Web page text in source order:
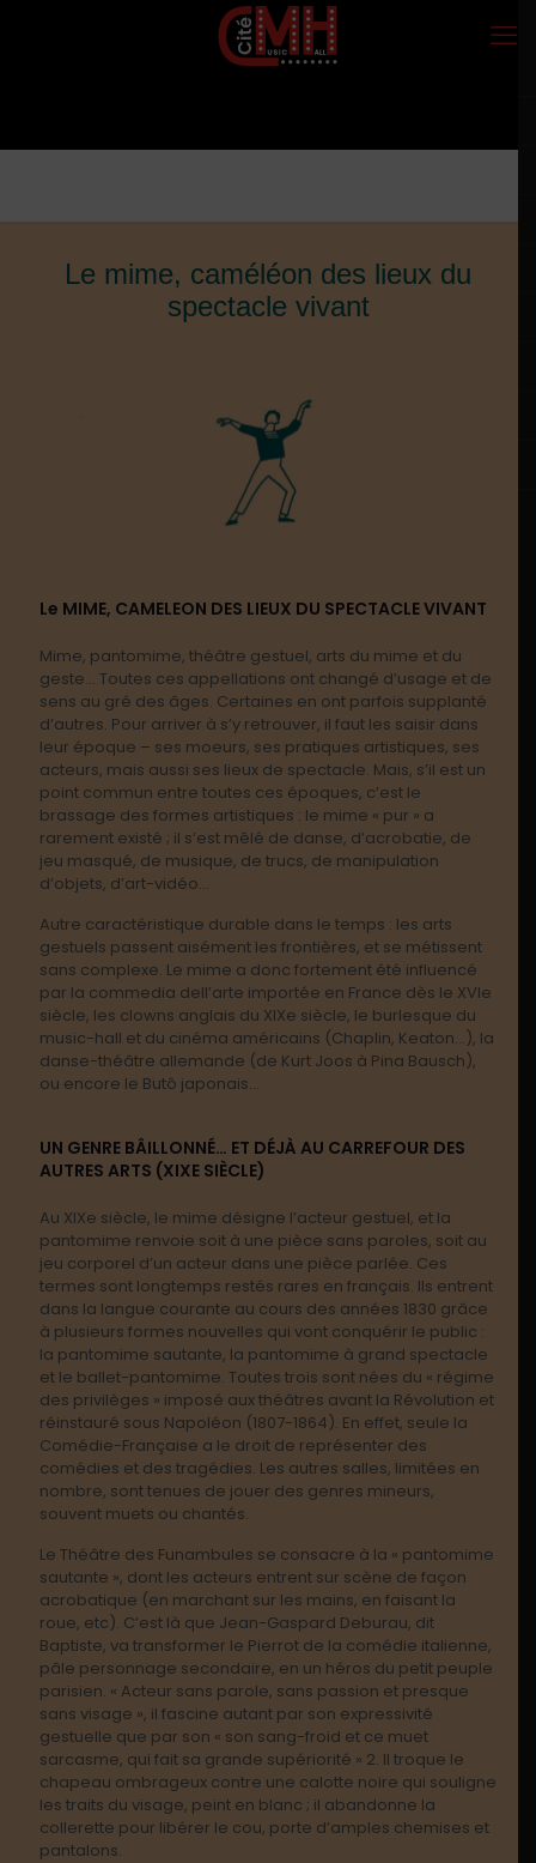
Le mime, caméléon des lieux du
spectacle vivant
Le MIME, CAMELEON DES LIEUX DU SPECTACLE VIVANT
Mime, pantomime, théâtre gestuel, arts du mime et du
geste… Toutes ces appellations ont changé d’usage et de
sens au gré des âges. Certaines en ont parfois supplanté
d’autres. Pour arriver à s’y retrouver, il faut les saisir dans
leur époque – ses moeurs, ses pratiques artistiques, ses
acteurs, mais aussi ses lieux de spectacle. Mais, s’il est un
point commun entre toutes ces époques, c’est le
brassage des formes artistiques : le mime « pur » a
rarement existé ; il s’est mêlé de danse, d’acrobatie, de
jeu masqué, de musique, de trucs, de manipulation
d’objets, d’art-vidéo…
Autre caractéristique durable dans le temps : les arts
gestuels passent aisément les frontières, et se métissent
sans complexe. Le mime a donc fortement été influencé
par la commedia dell’arte importée en France dès le XVIe
siècle, les clowns anglais du XIXe siècle, le burlesque du
music-hall et du cinéma américains (Chaplin, Keaton…), la
danse-théâtre allemande (de Kurt Joos à Pina Bausch),
ou encore le Butô japonais…
UN GENRE BÂILLONNÉ… ET DÉJÀ AU CARREFOUR DES
AUTRES ARTS (XIXE SIÈCLE)
Au XIXe siècle, le mime désigne l’acteur gestuel, et la
pantomime renvoie soit à une pièce sans paroles, soit au
jeu corporel d’un acteur dans une pièce parlée. Ces
termes sont longtemps restés rares en français. Ils entrent
dans la langue courante au cours des années 1830 grâce
à plusieurs formes nouvelles qui vont conquérir le public :
la pantomime sautante, la pantomime à grand spectacle
et le ballet-pantomime. Toutes trois sont nées du « régime
des privilèges » imposé aux théâtres avant la Révolution et
réinstauré sous Napoléon (1807-1864). En effet, seule la
Comédie-Française a le droit de représenter des
comédies et des tragédies. Les autres salles, limitées en
nombre, sont tenues de jouer des genres mineurs,
souvent muets ou chantés.
Le Théâtre des Funambules se consacre à la « pantomime
sautante », dont les acteurs entrent sur scène de façon
acrobatique (en marchant sur les mains, en faisant la
roue, etc). C’est là que Jean-Gaspard Deburau, dit
Baptiste, va transformer le Pierrot de la comédie italienne,
pâle personnage secondaire, en un héros du petit peuple
parisien. « Acteur sans parole, sans passion et presque
sans visage », il fascine autant par son expressivité
gestuelle que par son « son sang-froid et ce muet
sarcasme, qui fait sa grande supériorité » 2. Il troque le
chapeau ombrageux contre une calotte noire qui souligne
les traits du visage, peint en blanc ; il abandonne la
collerette pour libérer le cou, porte d’amples chemises et
pantalons.